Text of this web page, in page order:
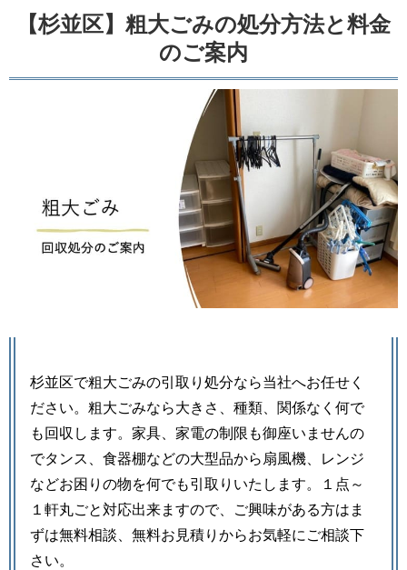
【杉並区】粗大ごみの処分方法と料金
のご案内
杉並区で粗大ごみの引取り処分なら当社へお任せく
ださい。粗大ごみなら大きさ、種類、関係なく何で
も回収します。家具、家電の制限も御座いませんの
でタンス、食器棚などの大型品から扇風機、レンジ
などお困りの物を何でも引取りいたします。１点～
１軒丸ごと対応出来ますので、ご興味がある方はま
ずは無料相談、無料お見積りからお気軽にご相談下
さい。